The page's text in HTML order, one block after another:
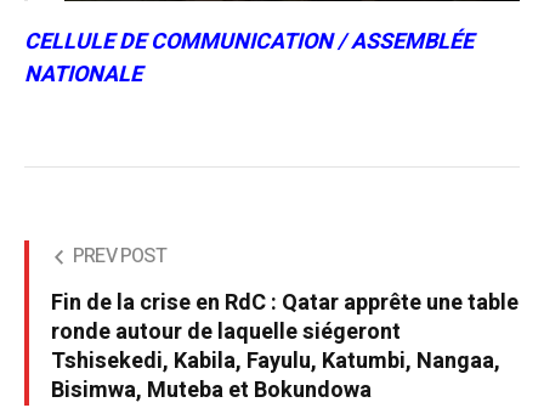
CELLULE DE COMMUNICATION / ASSEMBLÉE
NATIONALE
PREV POST
Fin de la crise en RdC : Qatar apprête une table
ronde autour de laquelle siégeront
Tshisekedi, Kabila, Fayulu, Katumbi, Nangaa,
Bisimwa, Muteba et Bokundowa